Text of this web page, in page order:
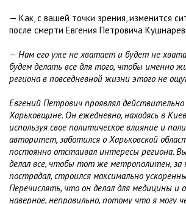
— Как, с вашей точки зрения, изменится
после смерти Евгения Петровича
— Нам его уже не хватает и будет не
будем делать все для того, чтобы именно
региона в повседневной жизни этого не
Евгений Петрович проявлял
Харьковщине. Он ежедневно, находясь в
используя свое политическое влияние и
авторитет, заботился о Харьковской
постоянно отстаивал интересы региона.
делал все, чтобы тот же метрополитен, за
пострадал, строился максимально
Перечислять, что он делал для медицины и
наверное, неправильно, потому что я могу